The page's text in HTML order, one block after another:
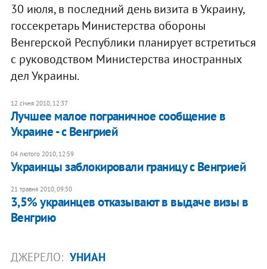
30 июля, в последний день визита в Украину,
госсекретарь Министерства обороны
Венгерской Республики планирует встретиться
с руководством Министерства иностранных
дел Украины.
12 січня 2010, 12:37
Лучшее малое пограничное сообщение в
Украине - с Венгрией
04 лютого 2010, 12:59
Украинцы заблокировали границу с Венгрией
21 травня 2010, 09:50
3,5% украинцев отказывают в выдаче визы в
Венгрию
ДЖЕРЕЛО: УНИАН